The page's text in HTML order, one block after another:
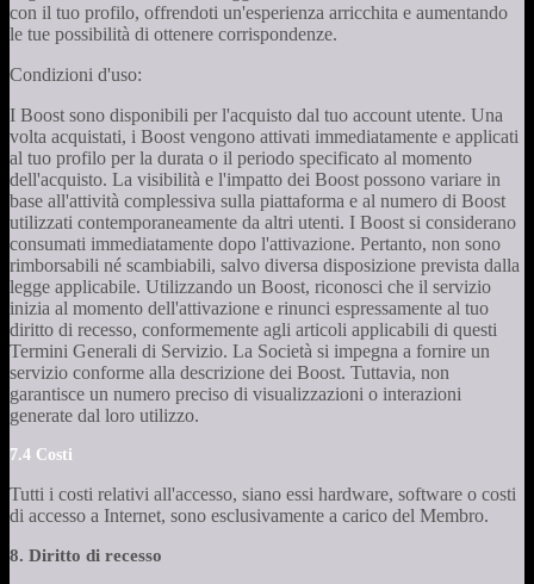
con il tuo profilo, offrendoti un'esperienza arricchita e aumentando
le tue possibilità di ottenere corrispondenze.
Condizioni d'uso:
I Boost sono disponibili per l'acquisto dal tuo account utente. Una
volta acquistati, i Boost vengono attivati immediatamente e applicati
al tuo profilo per la durata o il periodo specificato al momento
dell'acquisto. La visibilità e l'impatto dei Boost possono variare in
base all'attività complessiva sulla piattaforma e al numero di Boost
utilizzati contemporaneamente da altri utenti. I Boost si considerano
consumati immediatamente dopo l'attivazione. Pertanto, non sono
rimborsabili né scambiabili, salvo diversa disposizione prevista dalla
legge applicabile. Utilizzando un Boost, riconosci che il servizio
inizia al momento dell'attivazione e rinunci espressamente al tuo
diritto di recesso, conformemente agli articoli applicabili di questi
Termini Generali di Servizio. La Società si impegna a fornire un
servizio conforme alla descrizione dei Boost. Tuttavia, non
garantisce un numero preciso di visualizzazioni o interazioni
generate dal loro utilizzo.
7.4 Costi
Tutti i costi relativi all'accesso, siano essi hardware, software o costi
di accesso a Internet, sono esclusivamente a carico del Membro.
8. Diritto di recesso